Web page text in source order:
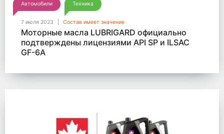
Автомобили Техника
7 июля 2023 Состав имеет значение
Моторные масла LUBRIGARD официально
подтверждены лицензиями API SP и ILSAC
GF-6A